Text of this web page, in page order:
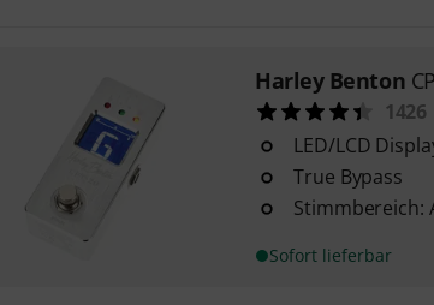
Harley Benton
1426
LED/LCD
True Bypass
Stimmbereich:
Sofort lieferbar